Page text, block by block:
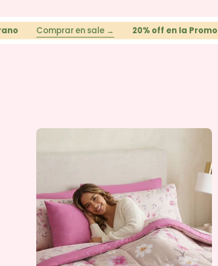
en sale → 20% off en la Promo de Verano